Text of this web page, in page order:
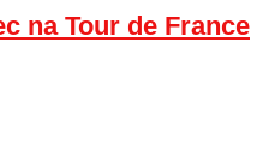
na Tour de France